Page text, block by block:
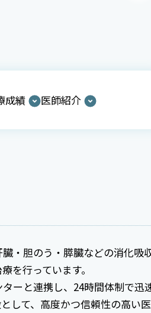
成績 医師紹介
・胆のう・膵臓などの消化吸
を行っています。
ーと連携し、24時間体制で迅
して、高度かつ信頼性の高い